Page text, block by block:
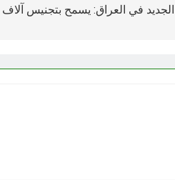
في العراق: يسمح بتجنيس آلاف